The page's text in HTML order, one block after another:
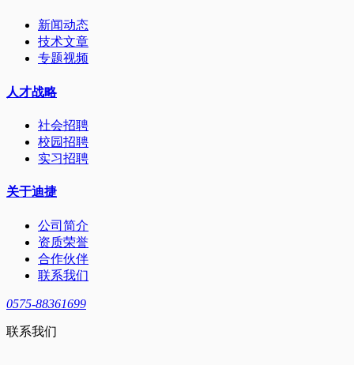
新闻动态
技术文章
专题视频
人才战略
社会招聘
校园招聘
实习招聘
关于迪捷
公司简介
资质荣誉
合作伙伴
联系我们
0575-88361699
联系我们